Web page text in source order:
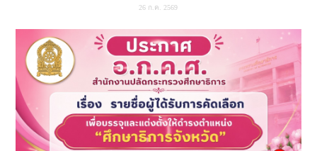
26 ก.ค. 2569